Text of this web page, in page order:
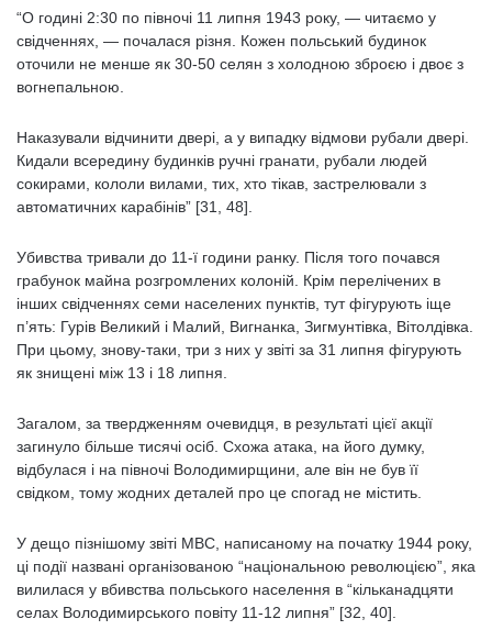
“О годині 2:30 по півночі 11 липня 1943 року, — читаємо у
свідченнях, — почалася різня. Кожен польський будинок
оточили не менше як 30-50 селян з холодною зброєю і двоє з
вогнепальною.
Наказували відчинити двері, а у випадку відмови рубали двері.
Кидали всередину будинків ручні гранати, рубали людей
сокирами, кололи вилами, тих, хто тікав, застрелювали з
автоматичних карабінів” [31, 48].
Убивства тривали до 11-ї години ранку. Після того почався
грабунок майна розгромлених колоній. Крім перелічених в
інших свідченнях семи населених пунктів, тут фігурують іще
п’ять: Гурів Великий і Малий, Вигнанка, Зигмунтівка, Вітолдівка.
При цьому, знову-таки, три з них у звіті за 31 липня фігурують
як знищені між 13 і 18 липня.
Загалом, за твердженням очевидця, в результаті цієї акції
загинуло більше тисячі осіб. Схожа атака, на його думку,
відбулася і на півночі Володимирщини, але він не був її
свідком, тому жодних деталей про це спогад не містить.
У дещо пізнішому звіті МВС, написаному на початку 1944 року,
ці події названі організованою “національною революцією”, яка
вилилася у вбивства польського населення в “кільканадцяти
селах Володимирського повіту 11-12 липня” [32, 40].